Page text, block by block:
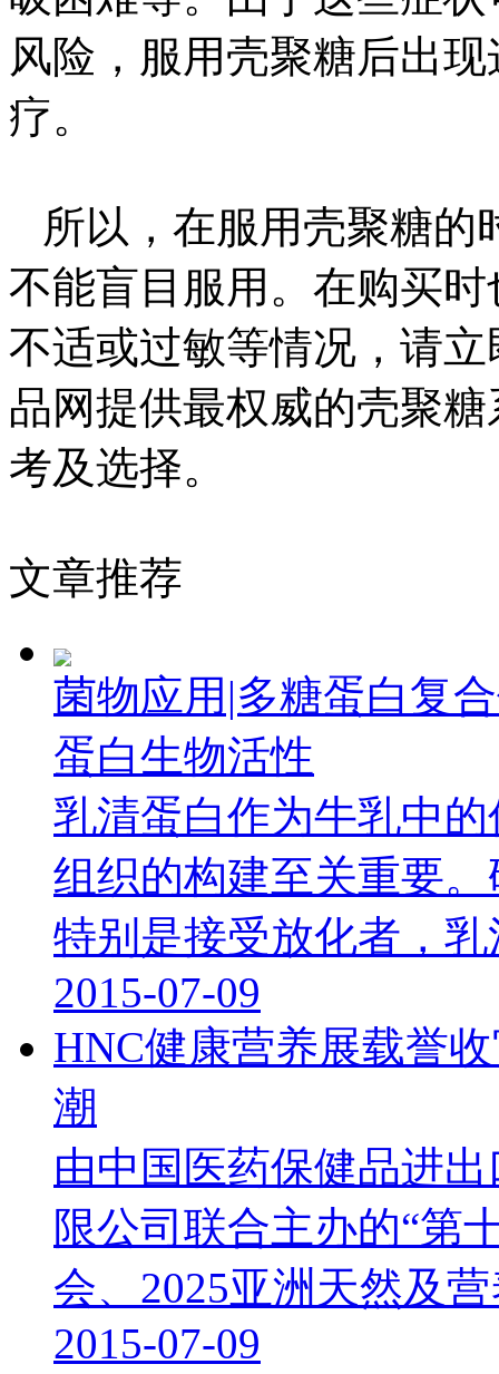
风险，服用壳聚糖后出
疗。
所以，在服用壳聚糖的
不能盲目服用。在购买
不适或过敏等情况，请
品网提供最权威的壳聚
考及选择。
文章推荐
菌物应用|多糖蛋白复
蛋白生物活性
乳清蛋白作为牛乳中
组织的构建至关重要
特别是接受放化者，
2015-07-09
HNC健康营养展载誉
潮
由中国医药保健品进
限公司联合主办的“第
会、2025亚洲天然及
2015-07-09